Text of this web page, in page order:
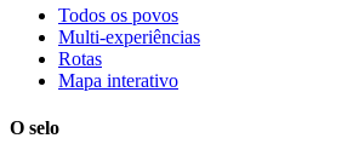
Todos os povos
Multi-experiências
Rotas
Mapa interativo
O selo